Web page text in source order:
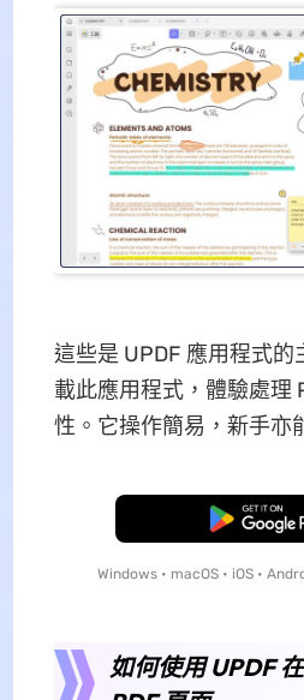
這些是 UPDF 應用程式的
載此應用程式，體驗處理
性。它操作簡易，新手亦
免費下載
Windows • macOS • iOS •
如何使用 UPDF